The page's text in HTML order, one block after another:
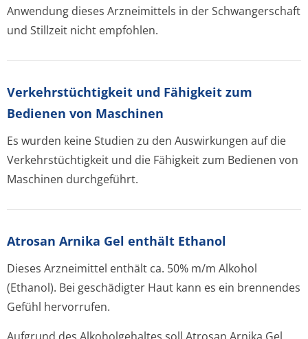
Anwendung dieses Arzneimittels in der Schwangerschaft
und Stillzeit nicht empfohlen.
Verkehrstüchtig­keit und Fähigkeit zum
Bedienen von Maschinen
Es wurden keine Studien zu den Auswirkungen auf die
Verkehrstüchtigkeit und die Fähigkeit zum Bedienen von
Maschinen durchgeführt.
Atrosan Arnika Gel enthält Ethanol
Dieses Arzneimittel enthält ca. 50% m/m Alkohol
(Ethanol). Bei geschädigter Haut kann es ein brennendes
Gefühl hervorrufen.